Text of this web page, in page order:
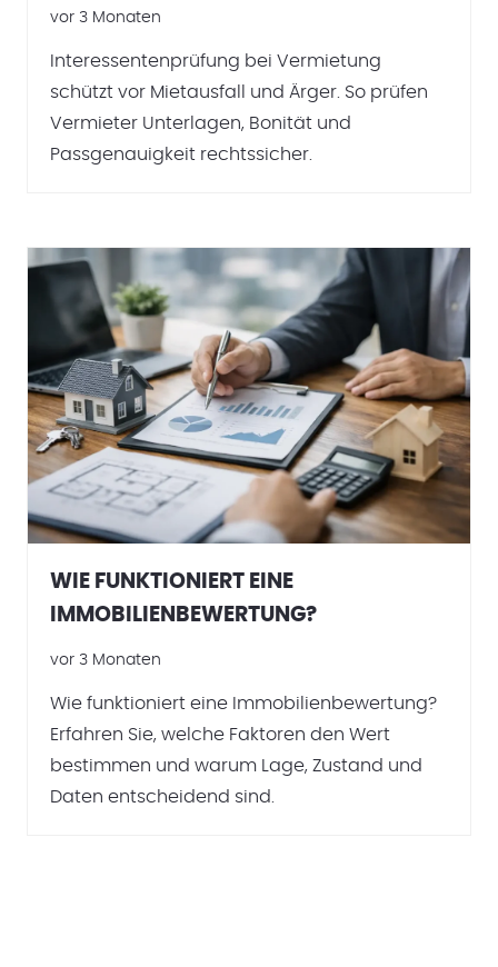
vor 3 Monaten
Interessentenprüfung bei Vermietung
schützt vor Mietausfall und Ärger. So prüfen
Vermieter Unterlagen, Bonität und
Passgenauigkeit rechtssicher.
WIE FUNKTIONIERT EINE
IMMOBILIENBEWERTUNG?
vor 3 Monaten
Wie funktioniert eine Immobilienbewertung?
Erfahren Sie, welche Faktoren den Wert
bestimmen und warum Lage, Zustand und
Daten entscheidend sind.